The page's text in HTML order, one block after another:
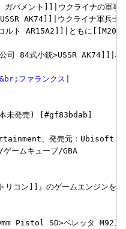
バメント]]|ウクライナの軍事
AK74]]|ウクライナ軍兵士
ト AR15A2]]|ともに[[M203>
司 84式小銃>USSR AK74]]|核
ファランクス|
発売) [#gf83bdab]
、発売元：Ubisoft
ームキューブ/GBA
コン]]』のゲームエンジンを流